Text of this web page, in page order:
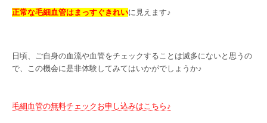
正常な毛細血管はまっすぐきれいに見えます♪
日頃、ご自身の血流や血管をチェックすることは滅多にないと思うの
で、この機会に是非体験してみてはいかがでしょうか♪
毛細血管の無料チェックお申し込みはこちら♪